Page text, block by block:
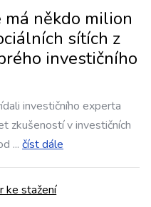
má někdo milion
sítích z
investičního
investičního experta
zkušeností v investičních
... číst dále
ke stažení